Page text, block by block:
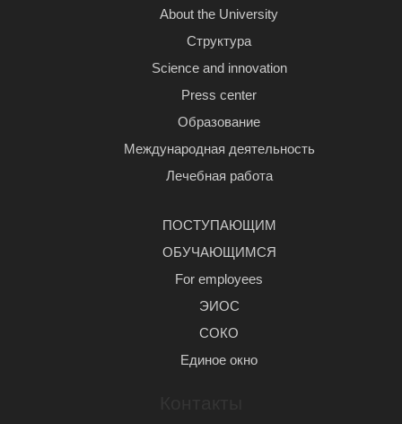
About the University
Структура
Science and innovation
Press center
Образование
Международная деятельность
Лечебная работа
ПОСТУПАЮЩИМ
ОБУЧАЮЩИМСЯ
For employees
ЭИОС
СОКО
Единое окно